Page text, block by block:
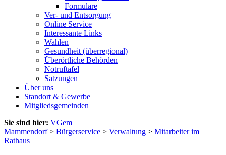
Formulare
Ver- und Entsorgung
Online Service
Interessante Links
Wahlen
Gesundheit (überregional)
Überörtliche Behörden
Notruftafel
Satzungen
Über uns
Standort & Gewerbe
Mitgliedsgemeinden
Sie sind hier: VGem
Mammendorf> Bürgerservice > Verwaltung > Mitarbeiter im
Rathaus